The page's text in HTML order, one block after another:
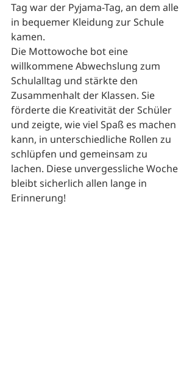
Tag war der Pyjama-Tag, an dem alle
in bequemer Kleidung zur Schule
kamen.
Die Mottowoche bot eine
willkommene Abwechslung zum
Schulalltag und stärkte den
Zusammenhalt der Klassen. Sie
förderte die Kreativität der Schüler
und zeigte, wie viel Spaß es machen
kann, in unterschiedliche Rollen zu
schlüpfen und gemeinsam zu
lachen. Diese unvergessliche Woche
bleibt sicherlich allen lange in
Erinnerung!